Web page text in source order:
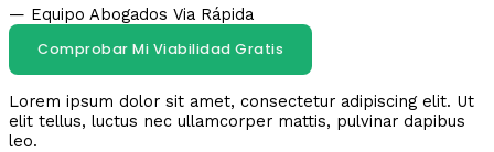
— Equipo Abogados Via Rápida
Comprobar Mi Viabilidad Gratis
Lorem ipsum dolor sit amet, consectetur adipiscing elit. Ut
elit tellus, luctus nec ullamcorper mattis, pulvinar dapibus
leo.